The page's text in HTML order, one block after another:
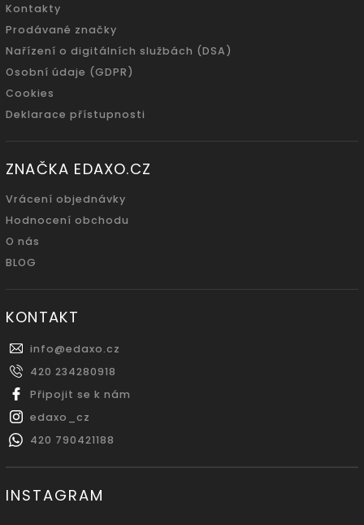
Kontakty
Prodávané značky
Nařízení o digitálních službách (DSA)
Osobní údaje (GDPR)
Cookies
Deklarace přístupnosti
ZNAČKA EDAXO.CZ
Vrácení objednávky
Hodnocení obchodu
O nás
BLOG
KONTAKT
info@edaxo.cz
420 234280918
Připojit se k nám
edaxo_cz
420 790421188
INSTAGRAM